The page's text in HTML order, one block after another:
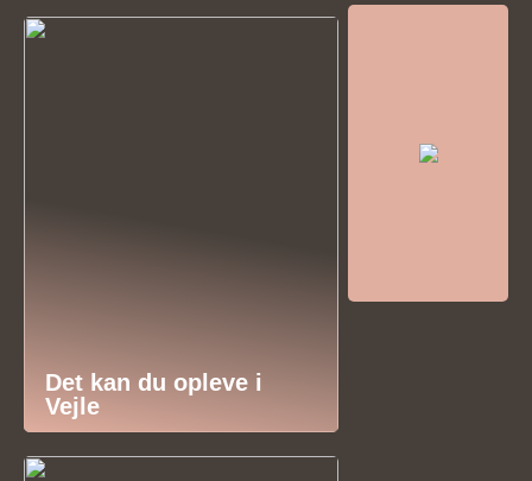
Det kan du opleve i
Vejle